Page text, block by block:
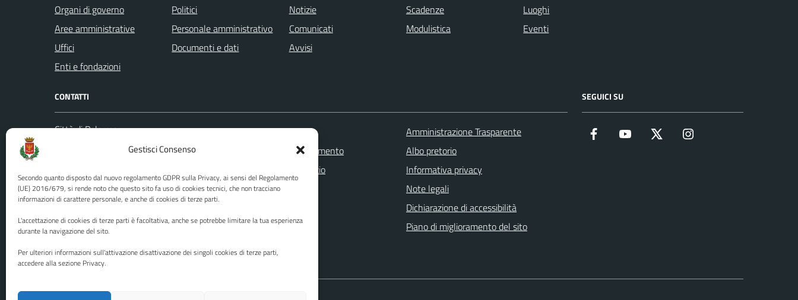
Gestisci Consenso
Secondo quanto disposto dal nuovo regolamento GDPR sulla Privacy, ai sensi del Regolamento
(UE) 2016/679, si rende noto che questo sito fa uso di cookies tecnici, che non tracciano
informazioni di carattere personale, e anche di cookies di terze parti.
L'accettazione di cookies di terze parti è facoltativa, anche se potrebbe limitare la tua esperienza
durante la navigazione del sito.
Per ulteriori informazioni sull'attivazione disattivazione dei singoli cookies di terze parti,
accedere alla sezione Privacy.
Organi di governo
Aree amministrative
Uffici
Enti e fondazioni
Politici
Personale amministrativo
Documenti e dati
Notizie
Comunicati
Avvisi
Scadenze
Modulistica
Luoghi
Eventi
CONTATTI
Città di Palermo
Codice fiscale / P. IVA:80016350821
U.O. Ufficio Relazioni con il Pubblico
(URP)
Numero verde: 0917401111
PEC:protocollo@cert.comune.palermo.it
Leggi le FAQ
Prenotazione appuntamento
Segnalazione disservizio
Richiesta assistenza
Amministrazione Trasparente
Albo pretorio
Informativa privacy
Note legali
Dichiarazione di accessibilità
Piano di miglioramento del sito
SEGUICI SU
Facebook YouTube Twitter